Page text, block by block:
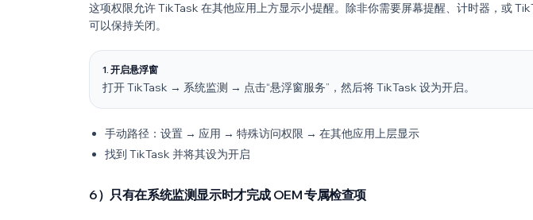
这项权限允许 TikTask 在其他应用上方显示小提醒。除非你需要屏幕提醒、计时器，或
可以保持关闭。
1. 开启悬浮窗
打开 TikTask → 系统监测 → 点击“悬浮窗服务”，然后将 TikTask 设为开启。
手动路径：设置 → 应用 → 特殊访问权限 → 在其他应用上层显示
找到 TikTask 并将其设为开启
6）只有在系统监测显示时才完成 OEM 专属检查项